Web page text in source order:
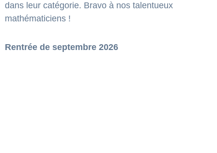
dans leur catégorie. Bravo à nos talentueux
mathématiciens !
Rentrée de septembre 2026